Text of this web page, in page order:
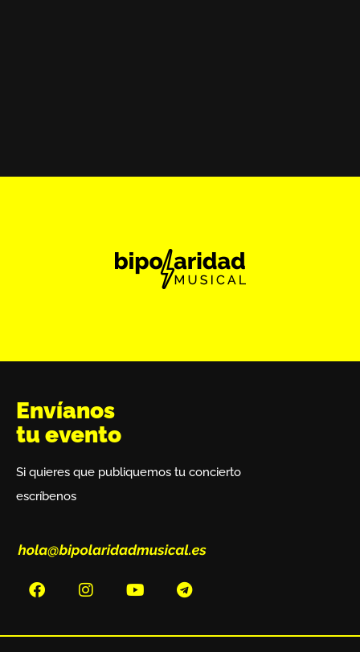
Envíanos
tu evento
Si quieres que publiquemos tu concierto
escríbenos